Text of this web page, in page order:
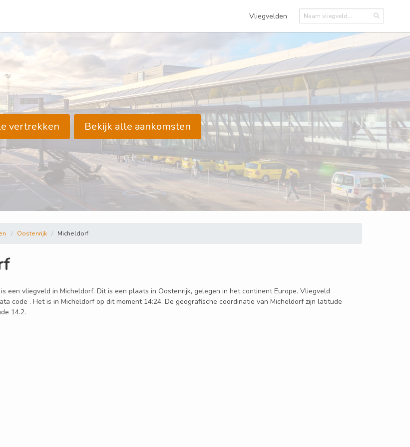
Vliegvelden
vertrekken Bekijk alle aankomsten
Oostenrijk Micheldorf
een vliegveld in Micheldorf. Dit is een plaats in Oostenrijk, gelegen in het continent Europe. Vliegveld
code . Het is in Micheldorf op dit moment 14:24. De geografische coordinatie van Micheldorf zijn latitude
14.2.